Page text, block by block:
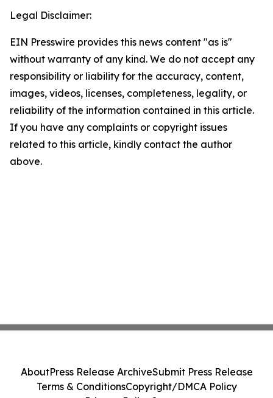
Legal Disclaimer:
EIN Presswire provides this news content "as is"
without warranty of any kind. We do not accept any
responsibility or liability for the accuracy, content,
images, videos, licenses, completeness, legality, or
reliability of the information contained in this article.
If you have any complaints or copyright issues
related to this article, kindly contact the author
above.
AboutPress Release ArchiveSubmit Press Release
Terms & ConditionsCopyright/DMCA Policy